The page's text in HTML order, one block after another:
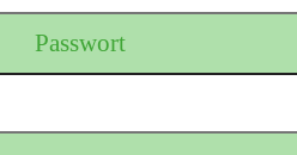
Passwort